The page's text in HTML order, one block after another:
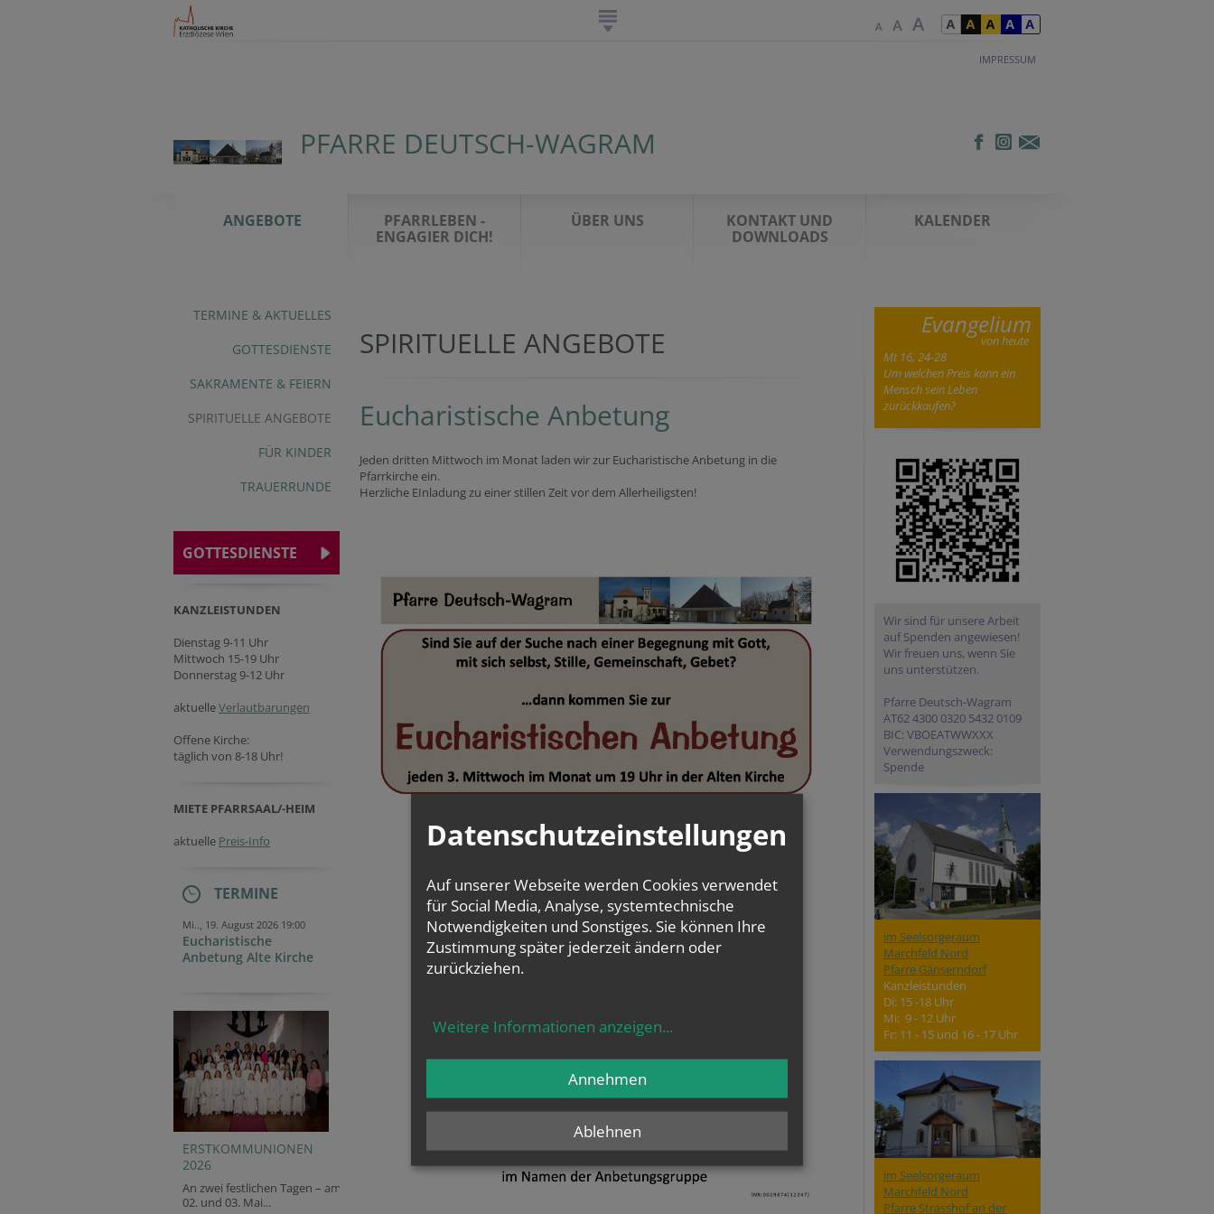
IMPRESSUM
PFARRE DEUTSCH-WAGRAM
ANGEBOTE
PFARRLEBEN -
ENGAGIER DICH!
ÜBER UNS
KONTAKT UND
DOWNLOADS
KALENDER
TERMINE & AKTUELLES
GOTTESDIENSTE
SAKRAMENTE & FEIERN
SPIRITUELLE ANGEBOTE
FÜR KINDER
TRAUERRUNDE
GOTTESDIENSTE
KANZLEISTUNDEN
Dienstag 9-11 Uhr
Mittwoch 15-19 Uhr
Donnerstag 9-12 Uhr
aktuelleVerlautbarungen
Offene Kirche:
täglich von 8-18 Uhr!
MIETE PFARRSAAL/-HEIM
aktuelle Preis-Info
TERMINE
Mi.., 19. August 2026 19:00
Eucharistische
Anbetung Alte Kirche
ERSTKOMMUNIONEN
2026
An zwei festlichen Tagen – am
02. und 03. Mai...
SPIRITUELLE ANGEBOTE
Eucharistische Anbetung
Jeden dritten Mittwoch im Monat laden wir zur Eucharistische Anbetung in die
Pfarrkirche ein.
Herzliche EInladung zu einer stillen Zeit vor dem Allerheiligsten!
Evangelium
von heute
Mt 16, 24-28
Um welchen Preis kann ein
Mensch sein Leben
zurückkaufen?
Wir sind für unsere Arbeit
auf Spenden angewiesen!
Wir freuen uns, wenn Sie
uns unterstützen.
Pfarre Deutsch-Wagram
AT62 4300 0320 5432 0109
BIC: VBOEATWWXXX
Verwendungszweck:
Spende
im Seelsorgeraum
Marchfeld Nord
Pfarre Gänserndorf
Kanzleistunden
Di: 15 -18 Uhr
Mi: 9 - 12 Uhr
Fr: 11 - 15 und 16 - 17 Uhr
im Seelsorgeraum
Marchfeld Nord
Pfarre Strasshof an der
Datenschutzeinstellungen
Auf unserer Webseite werden Cookies verwendet
für Social Media, Analyse, systemtechnische
Notwendigkeiten und Sonstiges. Sie können Ihre
Zustimmung später jederzeit ändern oder
zurückziehen.
Weitere Informationen anzeigen...
Ablehnen
Annehmen